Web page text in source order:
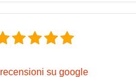
recensioni su google